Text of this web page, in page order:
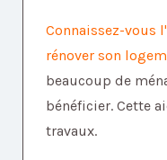
Connaissez-vous
rénover son
beaucoup de
bénéficier. Cette
travaux.